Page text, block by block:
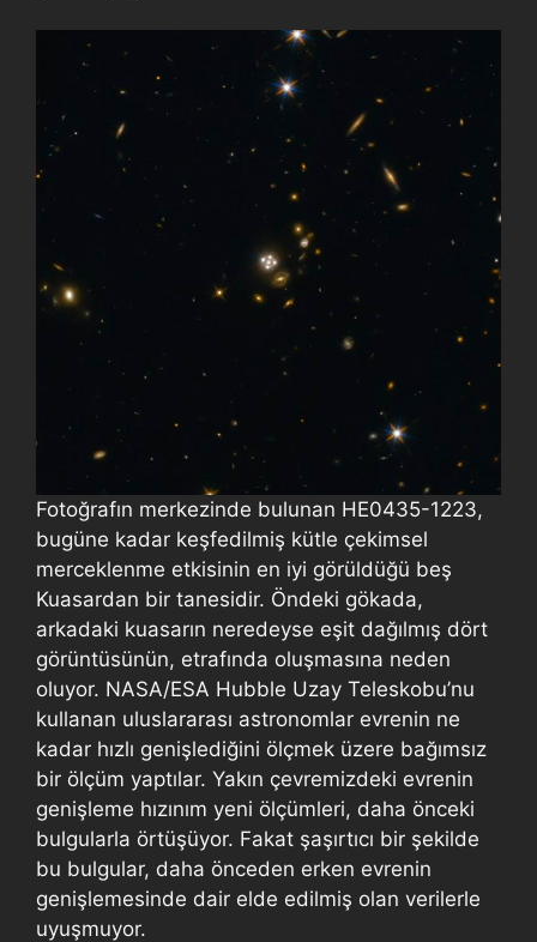
Fotoğrafın merkezinde bulunan HE0435-1223,
bugüne kadar keşfedilmiş kütle çekimsel
merceklenme etkisinin en iyi görüldüğü beş
Kuasardan bir tanesidir. Öndeki gökada,
arkadaki kuasarın neredeyse eşit dağılmış dört
görüntüsünün, etrafında oluşmasına neden
oluyor. NASA/ESA Hubble Uzay Teleskobu’nu
kullanan uluslararası astronomlar evrenin ne
kadar hızlı genişlediğini ölçmek üzere bağımsız
bir ölçüm yaptılar. Yakın çevremizdeki evrenin
genişleme hızınım yeni ölçümleri, daha önceki
bulgularla örtüşüyor. Fakat şaşırtıcı bir şekilde
bu bulgular, daha önceden erken evrenin
genişlemesinde dair elde edilmiş olan verilerle
uyuşmuyor.